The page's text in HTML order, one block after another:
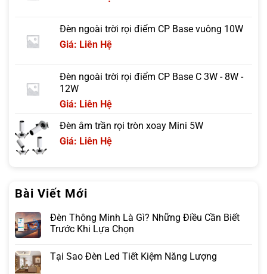
Đèn ngoài trời rọi điểm CP Base vuông 10W
Giá: Liên Hệ
Đèn ngoài trời rọi điểm CP Base C 3W - 8W -
12W
Giá: Liên Hệ
Đèn âm trần rọi tròn xoay Mini 5W
Giá: Liên Hệ
Bài Viết Mới
Đèn Thông Minh Là Gì? Những Điều Cần Biết
Trước Khi Lựa Chọn
Tại Sao Đèn Led Tiết Kiệm Năng Lượng